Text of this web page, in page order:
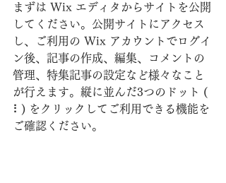
まずは Wix エディタからサイトを公開
してください。公開サイトにアクセス
し、ご利用の Wix アカウントでログイ
ン後、記事の作成、編集、コメントの
管理、特集記事の設定など様々なこと
が行えます。縦に並んだ3つのドット (
⠇) をクリックしてご利用できる機能を
ご確認ください。